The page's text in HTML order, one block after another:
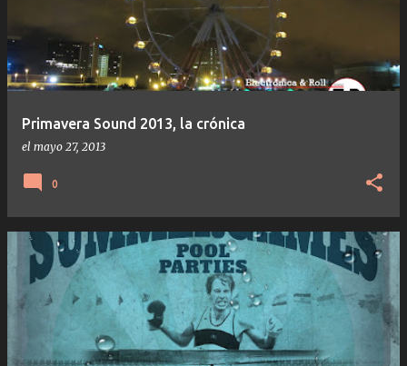
Primavera Sound 2013, la crónica
el mayo 27, 2013
0